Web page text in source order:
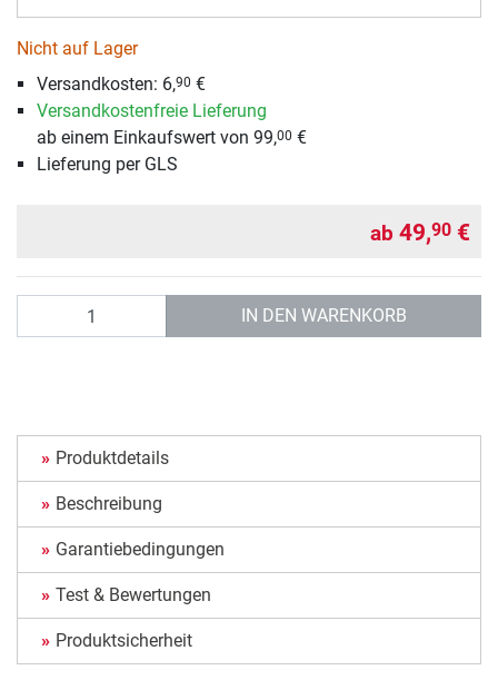
Nicht auf Lager
Versandkosten: 6,90 €
Versandkostenfreie Lieferung
ab einem Einkaufswert von 99,00 €
Lieferung per GLS
ab 49,90 €
IN DEN WARENKORB
Produktdetails
Beschreibung
Garantiebedingungen
Test & Bewertungen
Produktsicherheit